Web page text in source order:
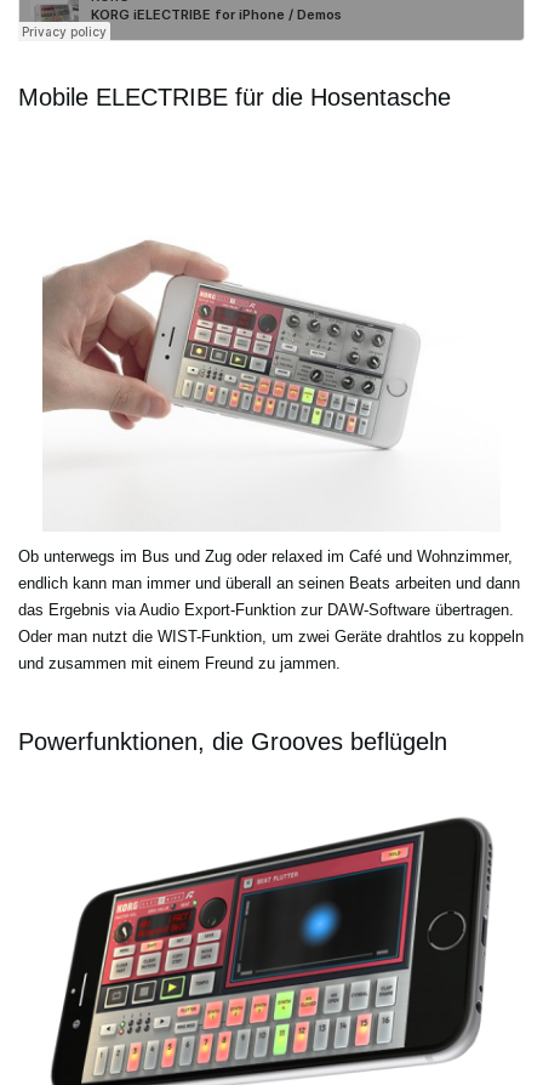
Mobile ELECTRIBE für die Hosentasche
Ob unterwegs im Bus und Zug oder relaxed im Café und Wohnzimmer,
endlich kann man immer und überall an seinen Beats arbeiten und dann
das Ergebnis via Audio Export-Funktion zur DAW-Software übertragen.
Oder man nutzt die WIST-Funktion, um zwei Geräte drahtlos zu koppeln
und zusammen mit einem Freund zu jammen.
Powerfunktionen, die Grooves beflügeln